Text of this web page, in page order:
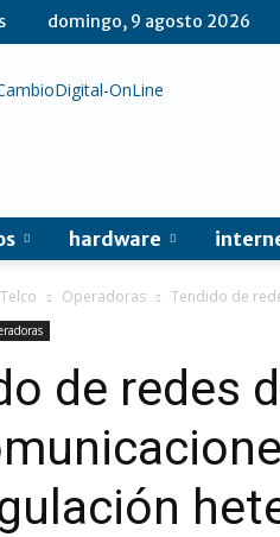
domingo, 9 agosto 2026
CambioDigital
hardware
Operadoras Tendido de
de redes